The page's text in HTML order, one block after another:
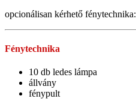
opcionálisan kérhető fénytechnika:
Fénytechnika
10 db ledes lámpa
állvány
fénypult